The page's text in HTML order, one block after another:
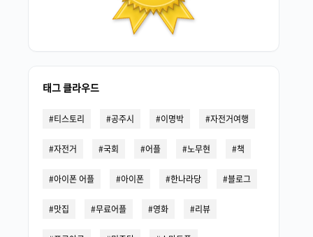
태그 클라우드
티스토리 공주시 이명박 자전거여행
자전거 국회 어플 노무현 책
아이폰 어플 아이폰 한나라당 블로그
맛집 무료어플 영화 리뷰